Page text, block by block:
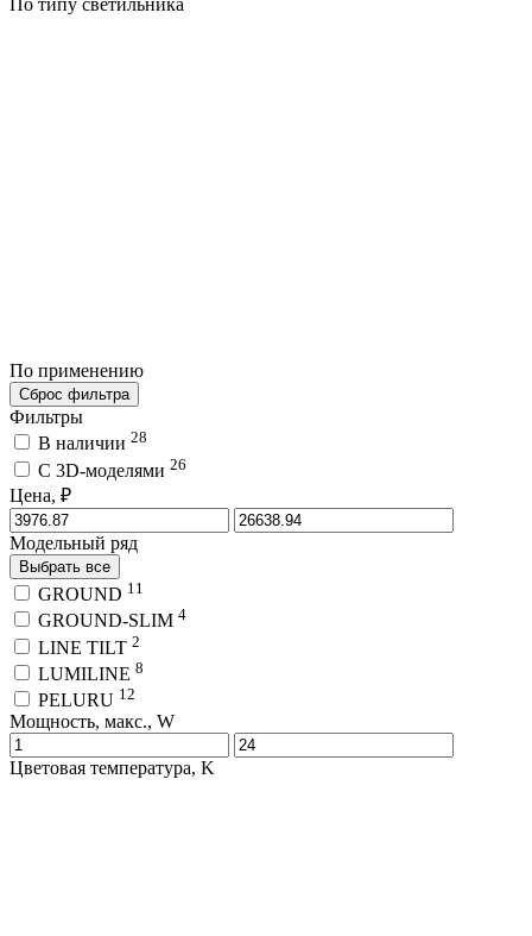
По применению
Сброс фильтра
Фильтры
В наличии 28
C 3D-моделями 26
Цена, ₽
Модельный ряд
Выбрать все
GROUND 11
GROUND-SLIM 4
LINE TILT 2
LUMILINE 8
PELURU 12
Мощность, макс., W
Цветовая температура, K